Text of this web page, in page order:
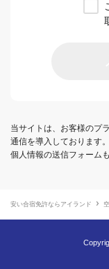
当サイトは、お客様のプ
通信を導入しております。
個人情報の送信フォーム
安い合宿免許ならアイランド